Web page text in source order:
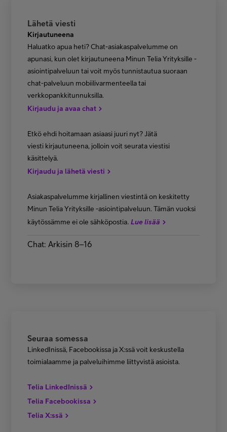
Lähetä viesti
Kirjautuneena
Haluatko apua heti? Chat-asiakaspalvelumme on
apunasi, kun olet kirjautuneena Minun Telia Yrityksille -
asiointipalveluun tai voit myös tunnistautua suoraan
chat-palveluun mobiilivarmenteella tai
verkkopankkitunnuksilla.
Kirjaudu ja avaa chat
Etkö ehdi hoitamaan asiaasi juuri nyt? Jätä
viesti kirjautuneena, jolloin voit seurata viestisi
käsittelyä.
Kirjaudu ja lähetä viesti
Asiakaspalvelumme kirjallinen viestintä on keskitetty
Minun Telia Yrityksille -asiointipalveluun. Tämän vuoksi
käytössämme ei ole sähköpostia. Lue lisää
Chat: Arkisin 8–16
Seuraa somessa
LinkedInissä, Facebookissa ja X:ssä voit keskustella
toimialaamme ja palveluihimme liittyvistä asioista.
Telia LinkedInissä
Telia Facebookissa
Telia X:ssä